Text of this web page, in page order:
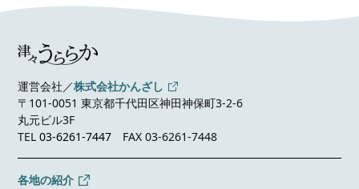
運営会社／株式会社かんざし
〒101-0051 東京都千代田区神田神保町3-2-6
丸元ビル3F
TEL03-6261-7447 FAX 03-6261-7448
各地の紹介